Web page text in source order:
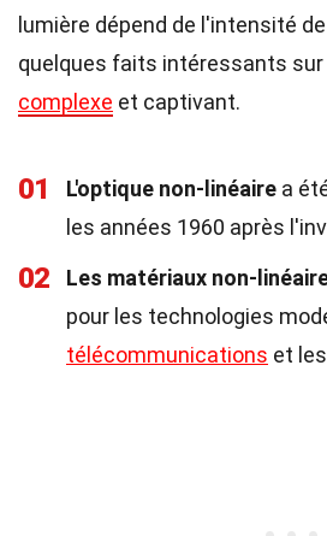
lumière dépend de l'intensité
quelques faits intéressants sur
complexe et captivant.
01 L'optique non-linéaire a
les années 1960 après
02 Les matériaux non-
pour les technologies
télécommunications et